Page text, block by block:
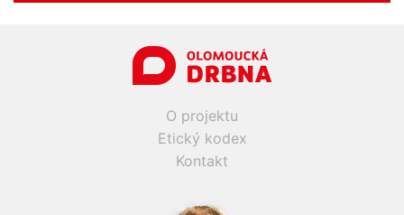
O projektu
Etický kodex
Kontakt